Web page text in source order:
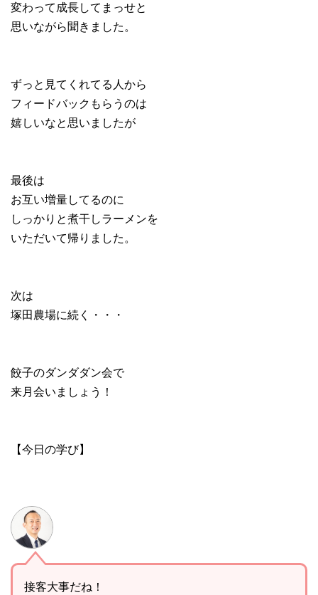
変わって成長してまっせと
思いながら聞きました。
ずっと見てくれてる人から
フィードバックもらうのは
嬉しいなと思いましたが
最後は
お互い増量してるのに
しっかりと煮干しラーメンを
いただいて帰りました。
次は
塚田農場に続く・・・
餃子のダンダダン会で
来月会いましょう！
【今日の学び】
接客大事だね！